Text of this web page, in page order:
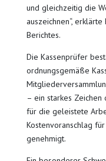
und gleichzeitig die
auszeichnen“,
Berichtes.
Die Kassenprüfer
ordnungsgemäße
– ein starkes Zeichen
für die geleistete
Kostenvoranschlag
genehmigt.